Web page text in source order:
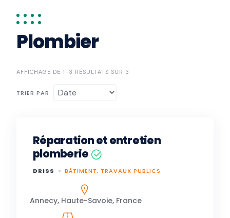
Plombier
AFFICHAGE DE 1-3 RÉSULTATS SUR 3
TRIER PAR
Réparation et entretien
plomberie
DRISS BÂTIMENT, TRAVAUX PUBLICS
Annecy, Haute-Savoie, France